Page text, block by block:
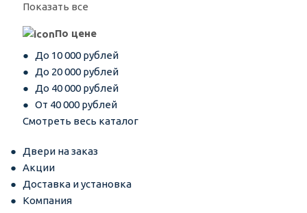
Показать все
По цене
До 10 000 рублей
До 20 000 рублей
До 40 000 рублей
От 40 000 рублей
Смотреть весь каталог
Двери на заказ
Акции
Доставка и установка
Компания